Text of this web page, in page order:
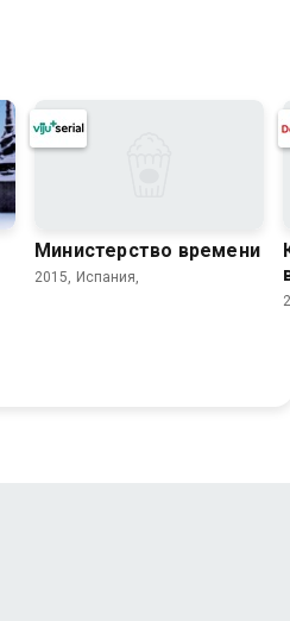
Министерство времени
2015, Испания,